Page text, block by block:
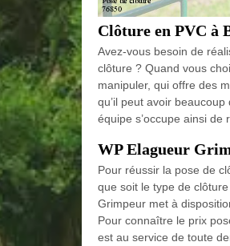
Clôture en PVC à
Avez-vous besoin de
clôture ? Quand vous
manipuler, qui offre des
qu’il peut avoir
équipe s’occupe ainsi de
WP Elagueur
Pour réussir la pose de
que soit le type de
Grimpeur met à
Pour connaître le prix
est au service de toute